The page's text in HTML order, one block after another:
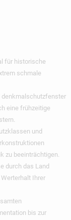
für historische
schmale
denkmalschutzfenster
eine frühzeitige
und
zu beeinträchtigen.
durch das Land
Ihrer
bis zur